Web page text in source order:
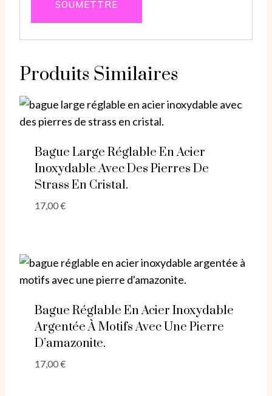
Produits Similaires
Bague Large Réglable En Acier
Inoxydable Avec Des Pierres De
Strass En Cristal.
17,00€
Bague Réglable En Acier Inoxydable
Argentée À Motifs Avec Une Pierre
D’amazonite.
17,00€